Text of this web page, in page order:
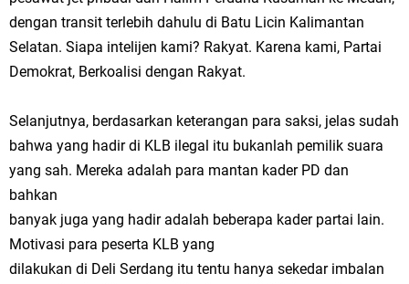
dengan transit terlebih dahulu di Batu Licin Kalimantan
Selatan. Siapa intelijen kami? Rakyat. Karena kami, Partai
Demokrat, Berkoalisi dengan Rakyat.
Selanjutnya, berdasarkan keterangan para saksi, jelas sudah
bahwa yang hadir di KLB ilegal itu bukanlah pemilik suara
yang sah. Mereka adalah para mantan kader PD dan
bahkan
banyak juga yang hadir adalah beberapa kader partai lain.
Motivasi para peserta KLB yang
dilakukan di Deli Serdang itu tentu hanya sekedar imbalan